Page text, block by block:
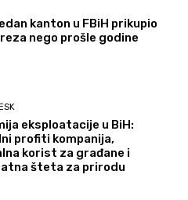
kanton u FBiH prikupio
nego prošle godine
eksploatacije u BiH:
profiti kompanija,
korist za građane i
šteta za prirodu